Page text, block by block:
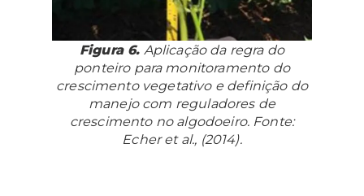
Figura 6. Aplicação da regra do
ponteiro para monitoramento do
crescimento vegetativo e definição do
manejo com reguladores de
crescimento no algodoeiro. Fonte:
Echer et al., (2014).